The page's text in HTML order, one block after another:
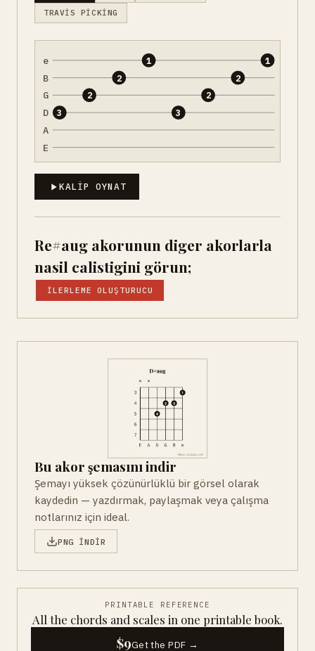
TRAVIS PICKING
e
B
G
D
A
E
3
2
2
1
3
2
2
1
KALIP OYNAT
Re#aug akorunun diger akorlarla
nasil calistigini görun;
İLERLEME OLUŞTURUCU
Bu akor şemasını indir
Şemayı yüksek çözünürlüklü bir görsel olarak
kaydedin — yazdırmak, paylaşmak veya çalışma
notlarınız için ideal.
PNG INDIR
PRINTABLE REFERENCE
All the chords and scales in one printable book.
$9Get the PDF →